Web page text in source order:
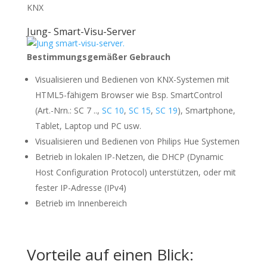
KNX
Jung- Smart-Visu-Server
Bestimmungsgemäßer Gebrauch
Visualisieren und Bedienen von KNX-Systemen mit
HTML5-fähigem Browser wie Bsp. SmartControl
(Art.-Nrn.: SC 7 .., SC 10, SC 15, SC 19), Smartphone,
Tablet, Laptop und PC usw.
Visualisieren und Bedienen von Philips Hue Systemen
Betrieb in lokalen IP-Netzen, die DHCP (Dynamic
Host Configuration Protocol) unterstützen, oder mit
fester IP-Adresse (IPv4)
Betrieb im Innenbereich
Vorteile auf einen Blick: